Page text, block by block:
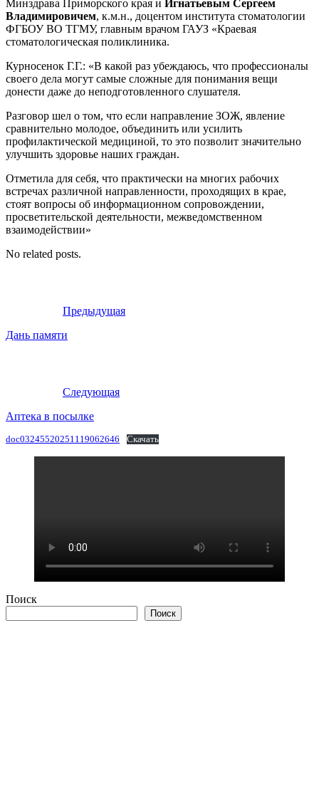
Минздрава Приморского края и Игнатьевым Сергеем
Владимировичем, к.м.н., доцентом института стоматологии
ФГБОУ ВО ТГМУ, главным врачом ГАУЗ «Краевая
стоматологическая поликлиника.
Курносенок Г.Г.: «В какой раз убеждаюсь, что профессионалы
своего дела могут самые сложные для понимания вещи
донести даже до неподготовленного слушателя.
Разговор шел о том, что если направление ЗОЖ, явление
сравнительно молодое, объединить или усилить
профилактической медициной, то это позволит значительно
улучшить здоровье наших граждан.
Отметила для себя, что практически на многих рабочих
встречах различной направленности, проходящих в крае,
стоят вопросы об информационном сопровождении,
просветительской деятельности, межведомственном
взаимодействии»
No related posts.
Предыдущая
Дань памяти
Следующая
Аптека в посылке
doc03245520251119062646 Скачать
Поиск
Поиск